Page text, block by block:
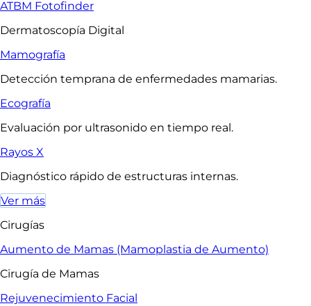
ATBM Fotofinder
Dermatoscopía Digital
Mamografía
Detección temprana de enfermedades mamarias.
Ecografía
Evaluación por ultrasonido en tiempo real.
Rayos X
Diagnóstico rápido de estructuras internas.
Ver más
Cirugías
Aumento de Mamas (Mamoplastia de Aumento)
Cirugía de Mamas
Rejuvenecimiento Facial